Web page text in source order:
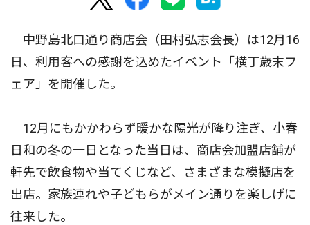
中野島北口通り商店会（田村弘志会長）は12月16
日、利用客への感謝を込めたイベント「横丁歳末フ
ェア」を開催した。
12月にもかかわらず暖かな陽光が降り注ぎ、小春
日和の冬の一日となった当日は、商店会加盟店舗が
軒先で飲食物や当てくじなど、さまざまな模擬店を
出店。家族連れや子どもらがメイン通りを楽しげに
往来した。